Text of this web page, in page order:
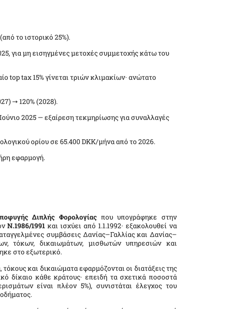
το ιστορικό 25%).
για μη εισηγμένες μετοχές συμμετοχής κάτω του
top tax 15% γίνεται τριών κλιμακίων· ανώτατο
→ 120% (2028).
2025 — εξαίρεση τεκμηρίωσης για συναλλαγές
ορίου σε 65.400 DKK/μήνα από το 2026.
εφαρμογή.
Διπλής Φορολογίας που υπογράφηκε στην
Ν.1986/1991 και ισχύει από 1.1.1992· εξακολουθεί να
συμβάσεις Δανίας–Γαλλίας και Δανίας–
τόκων, δικαιωμάτων, μισθωτών υπηρεσιών και
στο εξωτερικό.
και δικαιώματα εφαρμόζονται οι διατάξεις της
δίκαιο κάθε κράτους· επειδή τα σχετικά ποσοστά
είναι πλέον 5%), συνιστάται έλεγχος του